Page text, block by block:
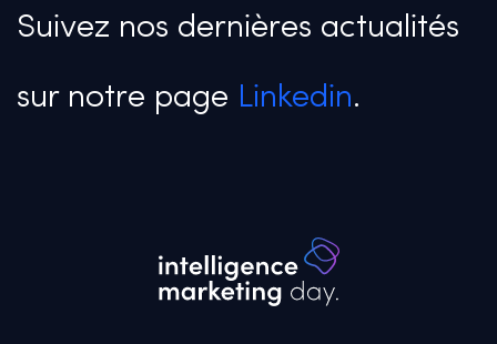
Suivez nos dernières actualités
sur notre page Linkedin.